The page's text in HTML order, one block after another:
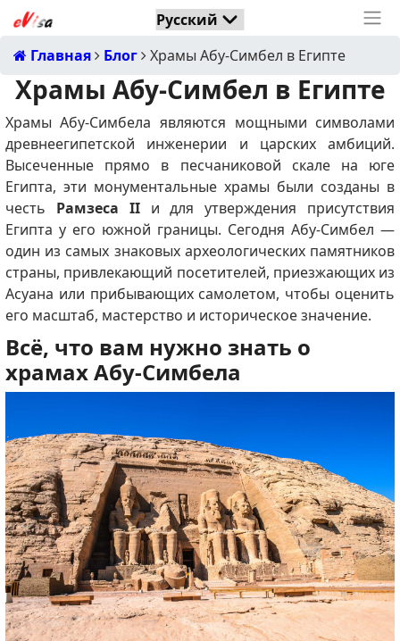
Главная Блог Храмы Абу-Симбел в Египте
Храмы Абу-Симбел в Египте
Храмы Абу-Симбела являются мощными символами
древнеегипетской инженерии и царских амбиций.
Высеченные прямо в песчаниковой скале на юге
Египта, эти монументальные храмы были созданы в
честь Рамзеса IIи для утверждения присутствия
Египта у его южной границы. Сегодня Абу-Симбел —
один из самых знаковых археологических памятников
страны, привлекающий посетителей, приезжающих из
Асуана или прибывающих самолетом, чтобы оценить
его масштаб, мастерство и историческое значение.
Всё, что вам нужно знать о
храмах Абу-Симбела